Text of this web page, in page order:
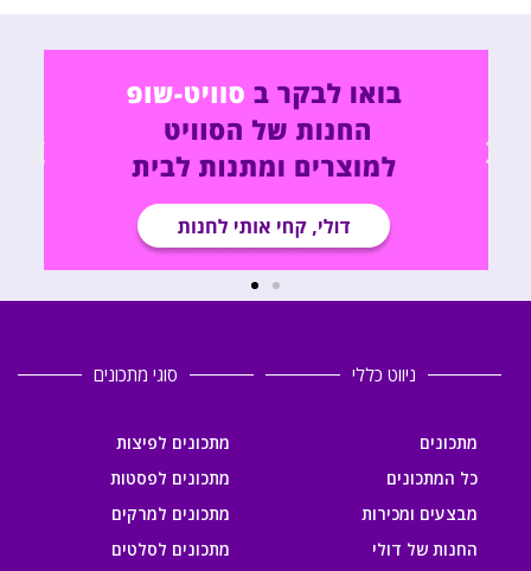
ניווט כללי
מתכונים
כל המתכונים
מבצעים ומכירות
החנות של דולי
סוגי מתכונים
מתכונים לפיצות
מתכונים לפסטות
מתכונים למרקים
מתכונים לסלטים